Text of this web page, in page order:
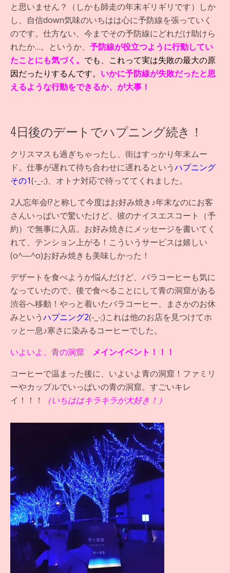
と思いません？（しかも師走の年末ギリギリです）しか
し、自信down気味のいちはは心に予防線を張っていく
のです。仕方ない、今までその予防線にどれだけ助けら
れたか…。というか、 予防線が役立つように行動してい
たことにも気づく。 でも、これって実は失敗の最大の原
因だったりするんです。 いかに予防線が失敗だったと思
えるような行動をできるか、が大事！
4日後のデートでハプニング続き！
クリスマスも過ぎちゃったし、街はすっかり年末ムー
ド。仕事が遅れて待ち合わせに遅れるというハプニング
その1(-_-;)、オトナ対応で待っててくれました。
2人忘年会!?と称して今度はお好み焼き♪年末なのにお客
さんいっぱいで驚いたけど、彼のナイスエスコート（予
約）で無事に入店。お好み焼きにメッセージを書いてく
れて、テンション上がる！こういうサービスは嬉しい
(o^―^o)お好み焼きも美味しかった！
デザートを食べようか悩んだけど、バラコーヒーも気に
なっていたので、後で食べることにして青の洞窟がある
渋谷へ移動！やっと着いたバラコーヒー、まさかのお休
みというハプニング2(-_-;)これは他のお店を見つけてホ
ッと一息♪寒さに染みるコーヒーでした。
いよいよ、青の洞窟 メインイベント！！！
コーヒーで温まった後に、いよいよ青の洞窟！ファミリ
ーやカップルでいっぱいの青の洞窟。すごいキレ
イ！！！
（いちははキラキラが大好き！）